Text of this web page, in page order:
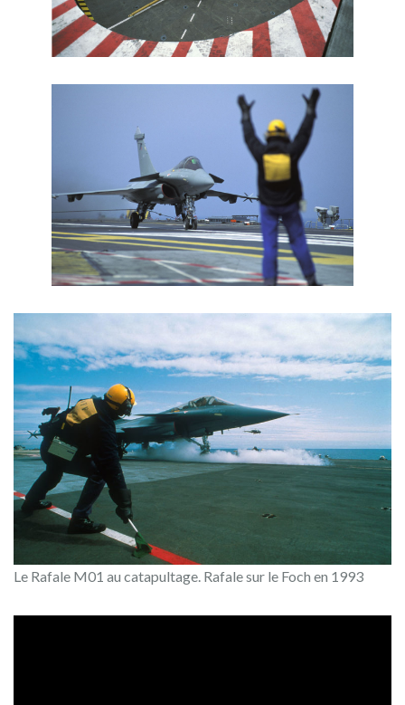
Le Rafale M01 au catapultage. Rafale sur le Foch en 1993